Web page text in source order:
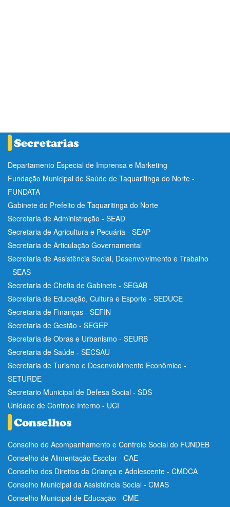
Departamento Especial de Imprensa e Marketing
Fundação Municipal de Saúde de Taquaritinga do Norte -
FUNDATA
Gabinete do Prefeito de Taquaritinga do Norte
Secretaria de Administração - SEAD
Secretaria de Agricultura e Pecuária - SEAP
Secretaria de Articulação Governamental
Secretaria de Assistência Social, Desenvolvimento e Trabalho
- SEAS
Secretaria de Chefia de Gabinete - SEGAB
Secretaria de Educação, Cultura e Esporte - SEDUCE
Secretaria de Finanças - SEFIN
Secretaria de Gestão - SEGEP
Secretaria de Obras e Urbanismo - SEURB
Secretaria de Saúde - SECSAU
Secretaria de Turismo e Desenvolvimento Econômico -
SETURDE
Secretario Municipal de Defesa Social - SDS
Unidade de Controle Interno - UCI
Conselho de Acompanhamento e Controle Social do FUNDEB
Conselho de Alimentação Escolar - CAE
Conselho dos Direitos da Criança e Adolescente - CMDCA
Conselho Municipal da Assistência Social - CMAS
Conselho Municipal de Educação - CME